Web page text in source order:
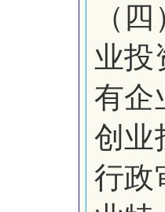
（
业投
有企
创业
行政